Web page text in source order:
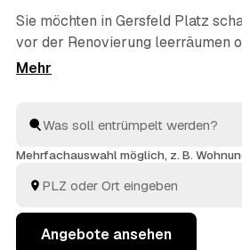
Sie möchten in Gersfeld Platz
vor der Renovierung leerräumen
auflösen? Beschreiben Sie Ihren
Raum bis zur kompletten
alles fachgerecht ausgeräumt und
Mehrfachauswahl möglich, z. B.
Angebote ansehen